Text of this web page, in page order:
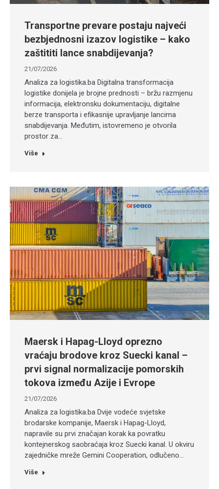
Transportne prevare postaju najveći
bezbjednosni izazov logistike – kako
zaštititi lance snabdijevanja?
21/07/2026
Analiza za logistika.ba Digitalna transformacija
logistike donijela je brojne prednosti – bržu razmjenu
informacija, elektronsku dokumentaciju, digitalne
berze transporta i efikasnije upravljanje lancima
snabdijevanja. Međutim, istovremeno je otvorila
prostor za…
Više
Maersk i Hapag-Lloyd oprezno
vraćaju brodove kroz Suecki kanal –
prvi signal normalizacije pomorskih
tokova između Azije i Evrope
21/07/2026
Analiza za logistika.ba Dvije vodeće svjetske
brodarske kompanije, Maersk i Hapag-Lloyd,
napravile su prvi značajan korak ka povratku
kontejnerskog saobraćaja kroz Suecki kanal. U okviru
zajedničke mreže Gemini Cooperation, odlučeno…
Više